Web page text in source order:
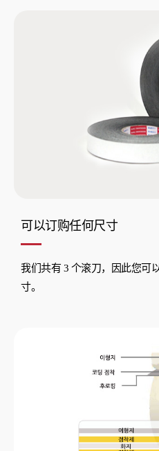
可以订购任何尺寸
我们共有 3 个滚刀，因此您可
寸。